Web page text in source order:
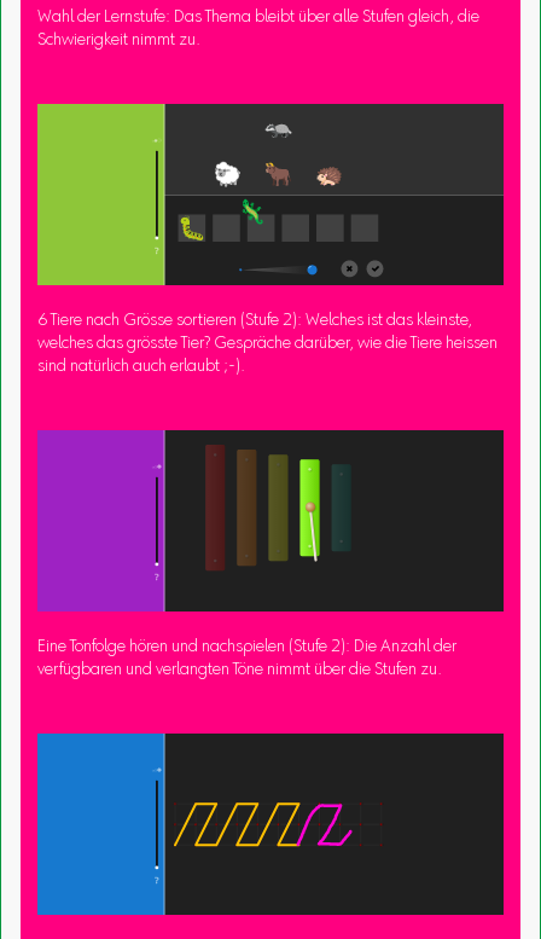
Wahl der Lernstufe: Das Thema bleibt über alle Stufen gleich, die
Schwierigkeit nimmt zu.
6 Tiere nach Grösse sortieren (Stufe 2): Welches ist das kleinste,
welches das grösste Tier? Gespräche darüber, wie die Tiere heissen
sind natürlich auch erlaubt ;-).
Eine Tonfolge hören und nachspielen (Stufe 2): Die Anzahl der
verfügbaren und verlangten Töne nimmt über die Stufen zu.